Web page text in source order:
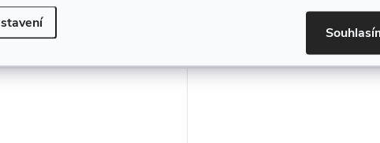
produktu doporučujeme ještě